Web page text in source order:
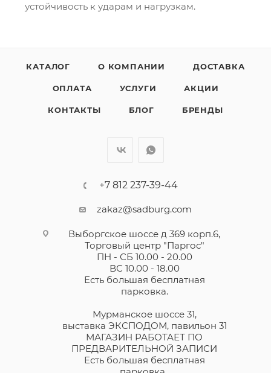
устойчивость к ударам и нагрузкам.
КАТАЛОГ О КОМПАНИИ ДОСТАВКА
ОПЛАТА УСЛУГИ АКЦИИ
КОНТАКТЫ БЛОГ БРЕНДЫ
+7 812 237-39-44
zakaz@sadburg.com
Выборгское шоссе д 369 корп.6,
Торговый центр "Паргос"
ПН - СБ 10.00 - 20.00
ВС 10.00 - 18.00
Есть большая бесплатная
парковка.
Мурманское шоссе 31,
выставка ЭКСПОДОМ, павильон 31
МАГАЗИН РАБОТАЕТ ПО
ПРЕДВАРИТЕЛЬНОЙ ЗАПИСИ
Есть большая бесплатная